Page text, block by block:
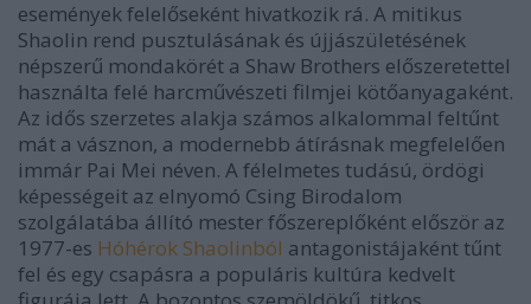
események felelőseként hivatkozik rá. A mitikus
Shaolin rend pusztulásának és újjászületésének
népszerű mondakörét a Shaw Brothers előszeretettel
használta felé harcművészeti filmjei kötőanyagaként.
Az idős szerzetes alakja számos alkalommal feltűnt
mát a vásznon, a modernebb átírásnak megfelelően
immár Pai Mei néven. A félelmetes tudású, ördögi
képességeit az elnyomó Csing Birodalom
szolgálatába állító mester főszereplőként először az
1977-es Hóhérok Shaolinból antagonistájaként tűnt
fel és egy csapásra a populáris kultúra kedvelt